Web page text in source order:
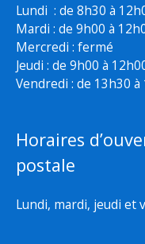
Lundi : de 8h30 à
Mardi : de 9h00 à
Mercredi : fermé
Jeudi : de 9h00 à
Vendredi : de 13h30 à
Horaires
postale
Lundi, mardi, jeudi et